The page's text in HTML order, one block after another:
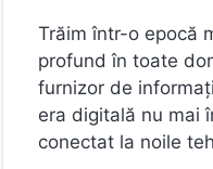
Trăim într-o epocă
profund în toate
furnizor de
era digitală nu mai
conectat la noile